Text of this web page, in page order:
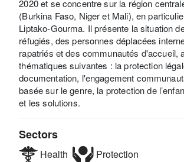
2020 et se concentre sur la région
(Burkina Faso, Niger et Mali), en
Liptako-Gourma. Il présente la situation
réfugiés, des personnes déplacées
rapatriés et des communautés d'accueil,
thématiques suivantes : la protection
documentation, l'engagement
basée sur le genre, la protection de
et les solutions.
Sectors
Health
Protection